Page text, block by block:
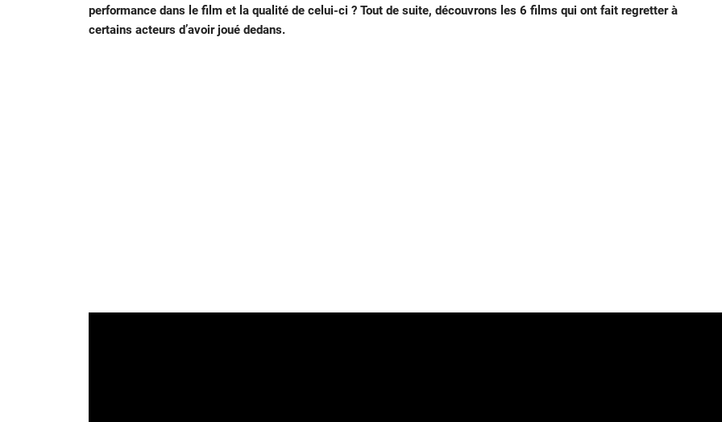
performance dans le film et la qualité de celui-ci ? Tout de suite, découvrons les 6 films qui ont fait regretter à
certains acteurs d’avoir joué dedans.